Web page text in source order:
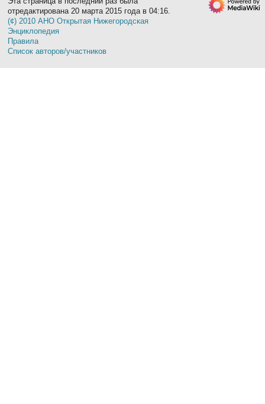
отредактирована 20 марта 2015 года в 04:16.
(¢) 2010 АНО Открытая Нижегородская
Энциклопедия
Правила
Список авторов/участников